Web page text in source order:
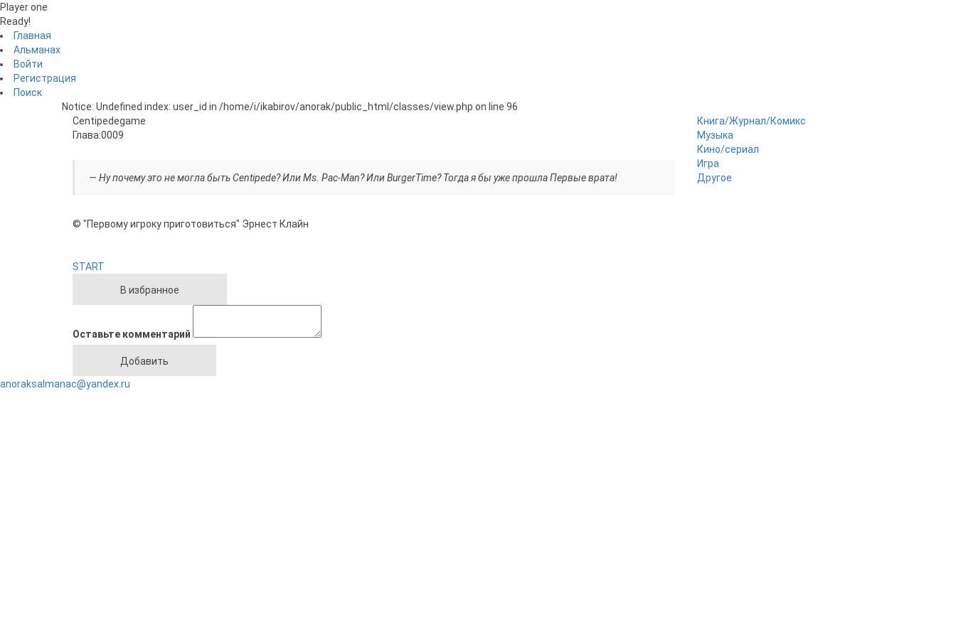
Player one
Ready!
Главная
Альманах
Войти
Регистрация
Поиск
Notice: Undefined index: user_id in /home/i/ikabirov/anorak/public_html/classes/view.php on line 96
Centipedegame
Глава:0009
— Ну почему это не могла быть Centipede? Или Ms. Рас-Man? Или BurgerTime? Тогда я бы уже прошла Первые врата!
© "Первому игроку приготовиться" Эрнест Клайн
START
Оставьте комментарий
Книга/Журнал/Комикс
Музыка
Кино/сериал
Игра
Другое
anoraksalmanac@yandex.ru